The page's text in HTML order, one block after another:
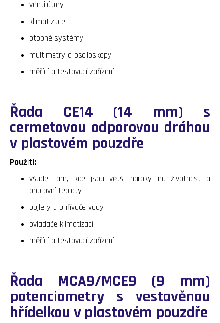
ventilátory
klimatizace
otopné systémy
multimetry a osciloskopy
měřící a testovací zařízení
Řada CE14 (14 mm) s
cermetovou odporovou dráhou
v plastovém pouzdře
Použití:
všude tam, kde jsou větší nároky na životnost a
pracovní teploty
bojlery a ohřívače vody
ovladače klimatizací
měřící a testovací zařízení
Řada MCA9/MCE9 (9 mm)
potenciometry s vestavěnou
hřídelkou v plastovém pouzdře